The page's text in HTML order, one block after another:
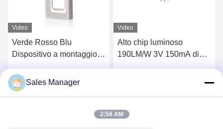
Video
Verde Rosso Blu
Dispositivo a montaggio
5730 Chip Reclamo
RoHS
Parla Adesso.
Video
Alto chip luminoso
190LM/W 3V 150mA di
Sales Manager
2:58 AM